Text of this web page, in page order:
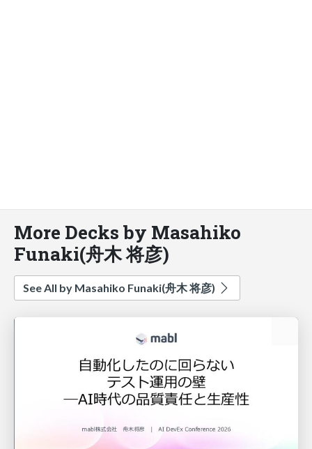
More Decks by Masahiko
Funaki(舟木 将彦)
See All by Masahiko Funaki(舟木 将彦)